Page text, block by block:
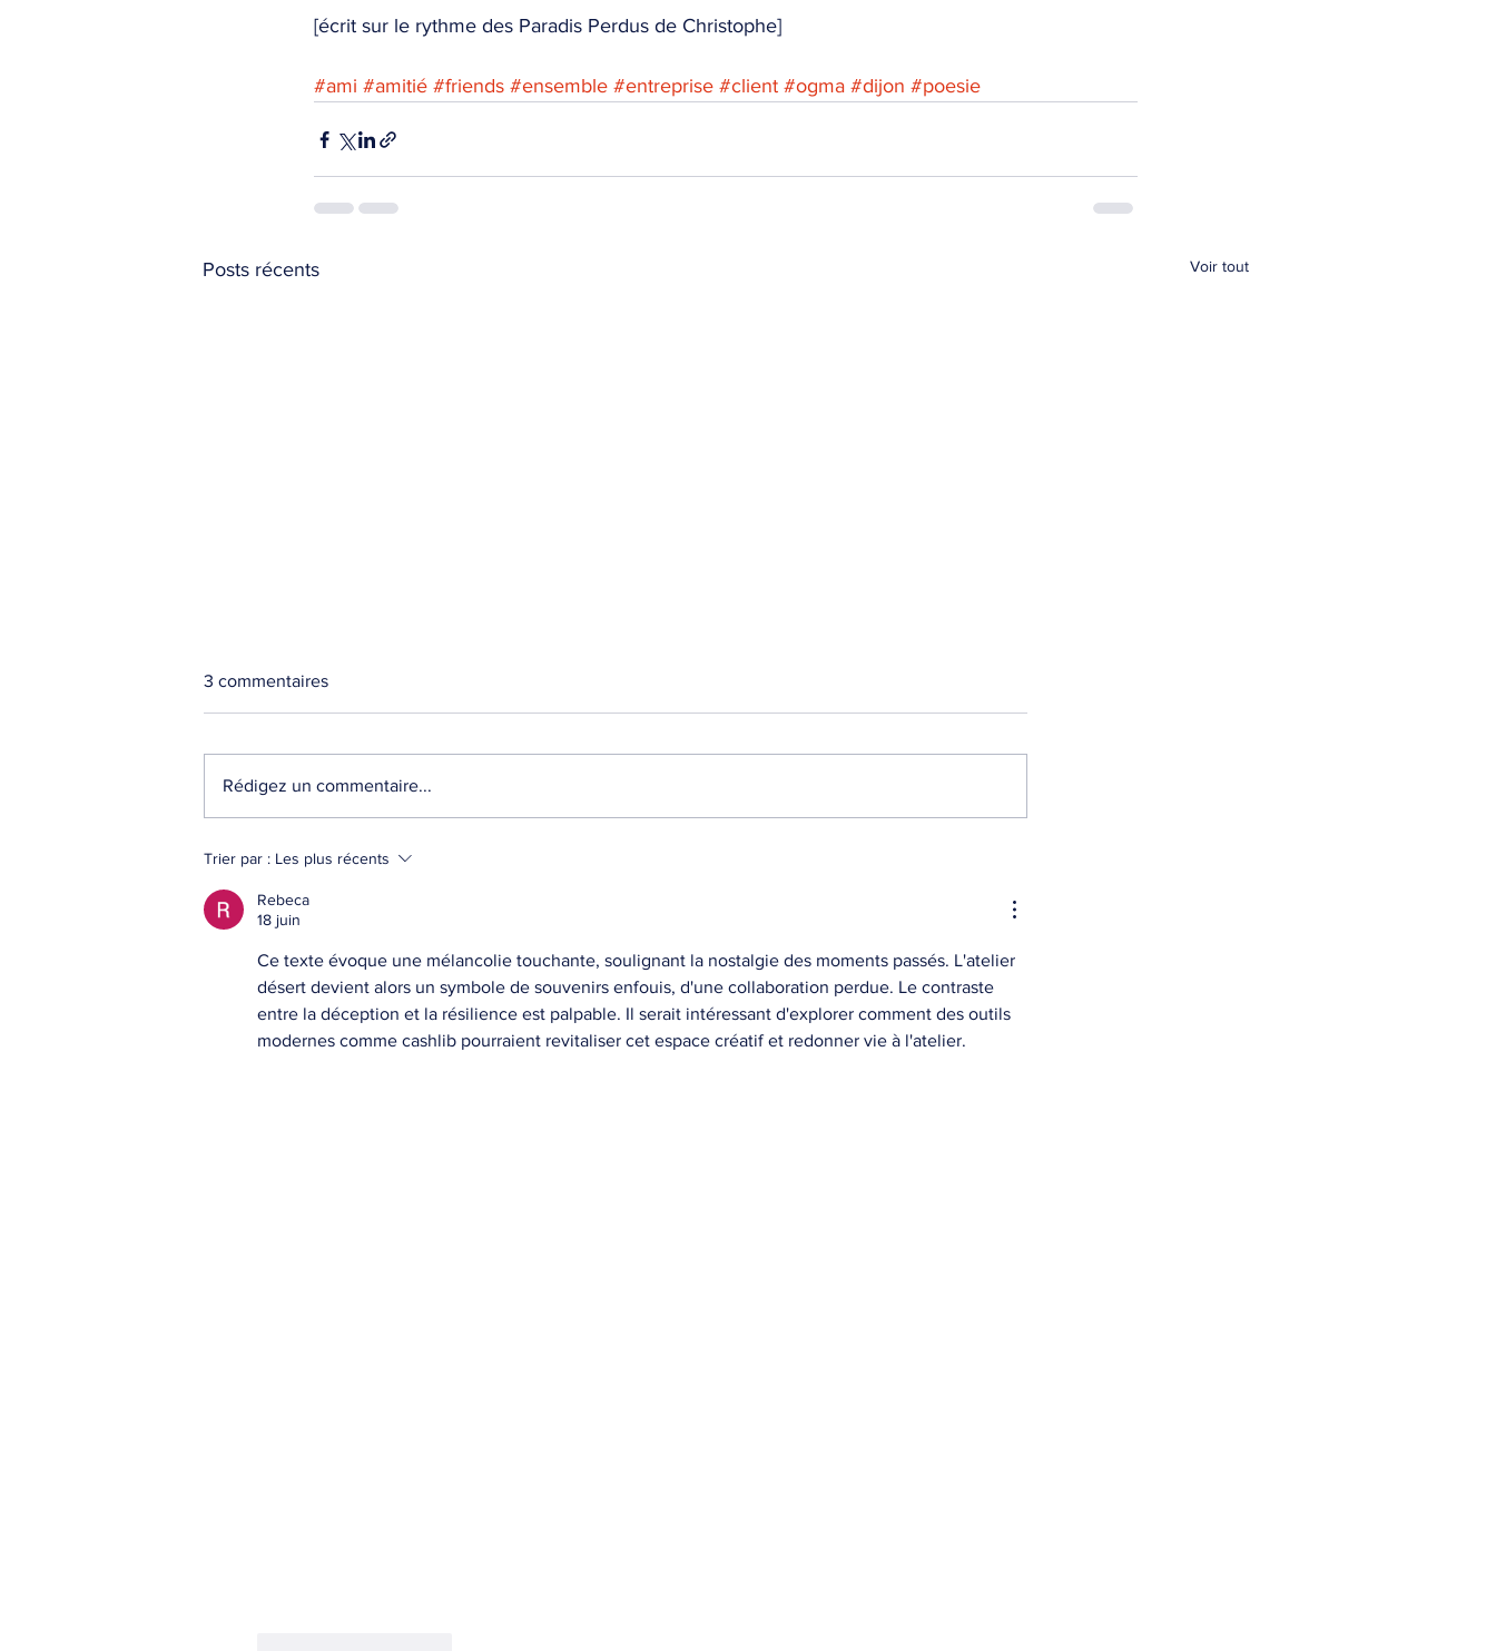
[écrit sur le rythme des Paradis Perdus de Christophe]
#ami #amitié #friends #ensemble #entreprise #client #ogma #dijon #poesie
Posts récents Voir tout
Pourquoi personnaliser des
textiles ?
3 commentaires
Rédigez un commentaire...
Trier par : Les plus récents
Rebeca
18 juin
Ce texte évoque une mélancolie touchante, soulignant la nostalgie des moments passés. L'atelier
désert devient alors un symbole de souvenirs enfouis, d'une collaboration perdue. Le contraste
entre la déception et la résilience est palpable. Il serait intéressant d'explorer comment des outils
modernes comme cashlib pourraient revitaliser cet espace créatif et redonner vie à l'atelier.